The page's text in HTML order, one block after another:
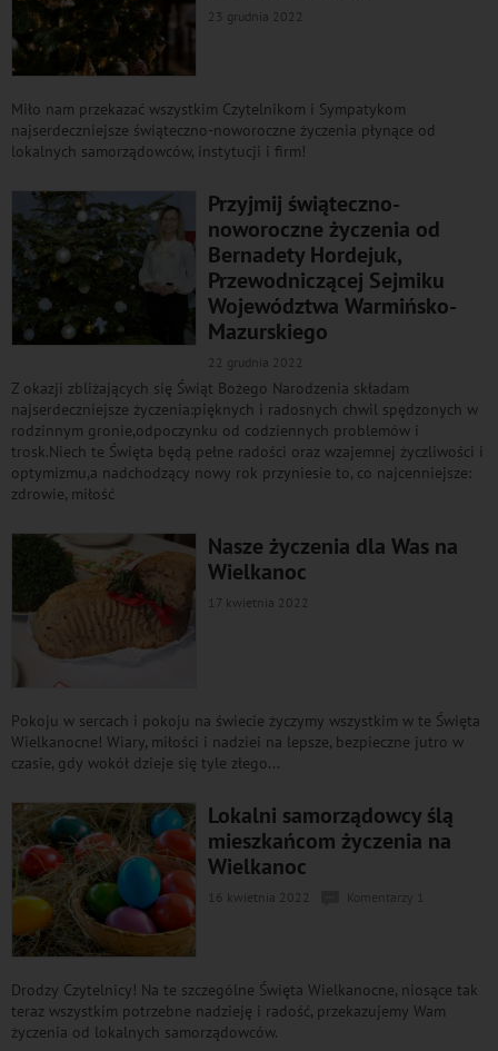
23 grudnia 2022
Miło nam przekazać wszystkim Czytelnikom i Sympatykom
najserdeczniejsze świąteczno-noworoczne życzenia płynące od
lokalnych samorządowców, instytucji i firm!
Przyjmij świąteczno-
noworoczne życzenia od
Bernadety Hordejuk,
Przewodniczącej Sejmiku
Województwa Warmińsko-
Mazurskiego
22 grudnia 2022
Z okazji zbliżających się Świąt Bożego Narodzenia składam
najserdeczniejsze życzenia:pięknych i radosnych chwil spędzonych w
rodzinnym gronie,odpoczynku od codziennych problemów i
trosk.Niech te Święta będą pełne radości oraz wzajemnej życzliwości i
optymizmu,a nadchodzący nowy rok przyniesie to, co najcenniejsze:
zdrowie, miłość
Nasze życzenia dla Was na
Wielkanoc
17 kwietnia 2022
Pokoju w sercach i pokoju na świecie życzymy wszystkim w te Święta
Wielkanocne! Wiary, miłości i nadziei na lepsze, bezpieczne jutro w
czasie, gdy wokół dzieje się tyle złego...
Lokalni samorządowcy ślą
mieszkańcom życzenia na
Wielkanoc
16 kwietnia 2022
Drodzy Czytelnicy! Na te szczególne Święta Wielkanocne, niosące tak
teraz wszystkim potrzebne nadzieję i radość, przekazujemy Wam
życzenia od lokalnych samorządowców.